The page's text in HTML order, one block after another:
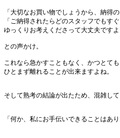
「大切なお買い物でしょうから、納得
「ご納得されたらどのスタッフでもす
ゆっくりお考えくださって大丈夫ですよ
との声かけ。
これなら急かすこともなく、かつとて
ひとまず離れることが出来ますよね。
そして熟考の結論が出たため、混雑し
「何か、私にお手伝いできることはあり